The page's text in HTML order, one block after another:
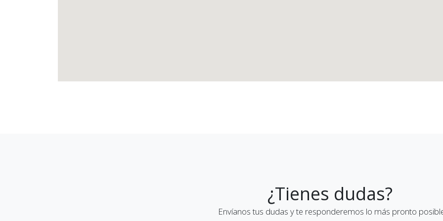
¿Tienes dudas?
Envíanos tus dudas y te responderemos lo más pronto